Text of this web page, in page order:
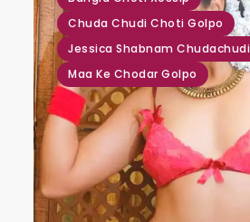
Chuda Chudi Choti Golpo
Jessica Shabnam
Maa Ke Chodar Golpo